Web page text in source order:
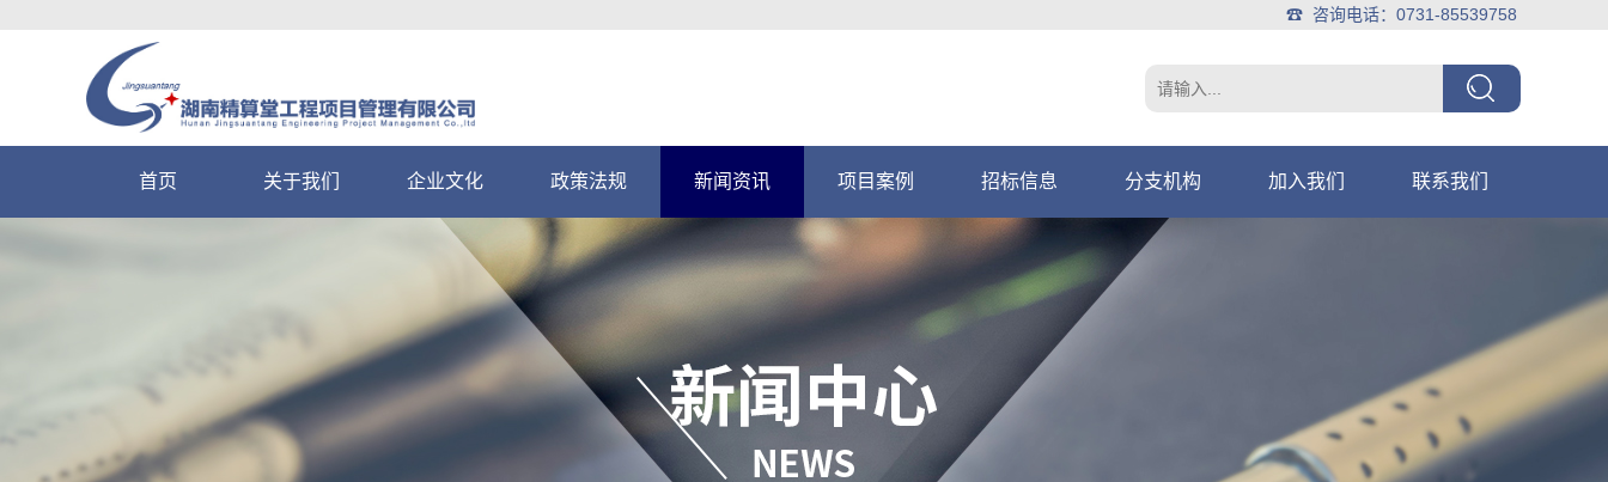
☎ 咨询电话：0731-85539758
首页 关于我们 企业文化 政策法规 新闻资讯 项目案例 招标信息 分支机构 加入我们 联系我们